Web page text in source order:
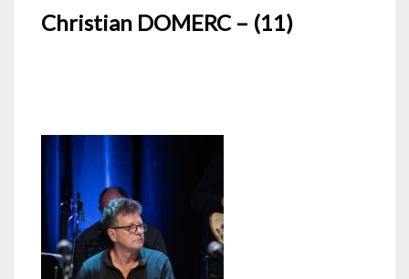
Christian DOMERC – (11)